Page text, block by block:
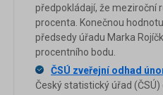
předpokládají, že meziroční
procenta. Konečnou
předsedy úřadu Marka
procentního bodu.
ČSÚ zveřejní odhad
Český statistický úřad